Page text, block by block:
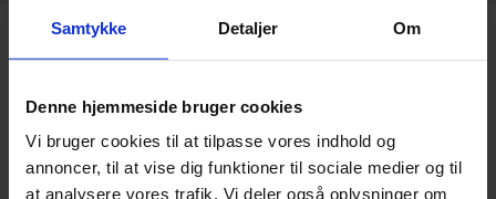
Samtykke Detaljer Om
Denne hjemmeside bruger cookies
Vi bruger cookies til at tilpasse vores indhold og
annoncer, til at vise dig funktioner til sociale medier og til
at analysere vores trafik. Vi deler også oplysninger om
Arkiv
Viden til virksomheder i Region Sjælland
(ViiRS)